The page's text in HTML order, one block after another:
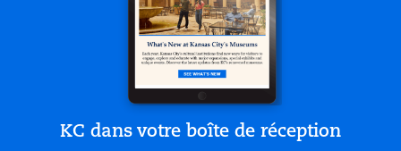
KC dans votre boîte de réception